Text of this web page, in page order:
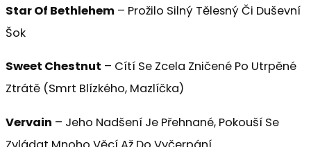
Star Of Bethlehem – Prožilo Silný Tělesný Či Duševní
Šok
Sweet Chestnut – Cítí Se Zcela Zničené Po Utrpěné
Ztrátě (smrt Blízkého, Mazlíčka)
Vervain – Jeho Nadšení Je Přehnané, Pokouší Se